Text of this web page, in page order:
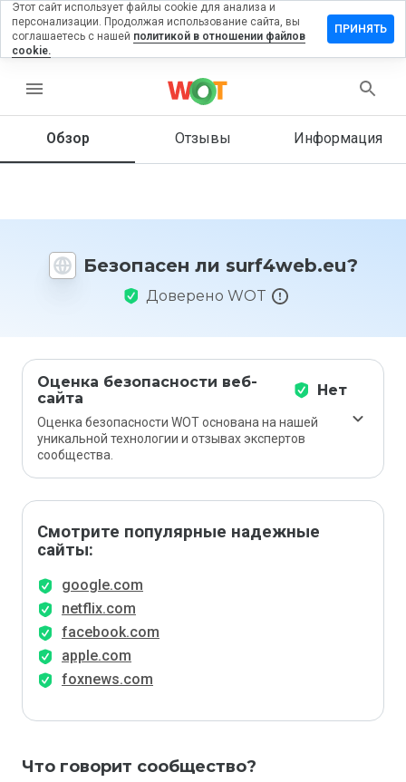
menu
Обзор Отзывы Информация
Безопасен ли surf4web.eu?
Доверено WOT
Оценка безопасности веб-
сайта
Нет
Оценка безопасности WOT основана на нашей
уникальной технологии и отзывах экспертов
сообщества.
Смотрите популярные надежные
сайты:
google.com
netflix.com
facebook.com
apple.com
foxnews.com
Что говорит сообщество?
на
Как бы
этот
1 до 5?
Этот сайт использует файлы cookie для анализа и
персонализации. Продолжая использование сайта, вы
соглашаетесь с нашей политикой в отношении файлов
cookie.
ПРИНЯТЬ